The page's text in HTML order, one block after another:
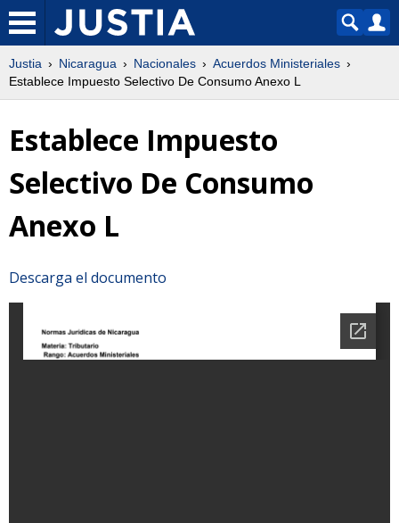
Justia Nicaragua Nacionales
Acuerdos Ministeriales
Establece Impuesto Selectivo De Consumo Anexo L
Establece Impuesto
Selectivo De Consumo
Anexo L
Descarga el documento